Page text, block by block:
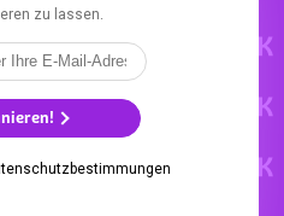
zu lassen.